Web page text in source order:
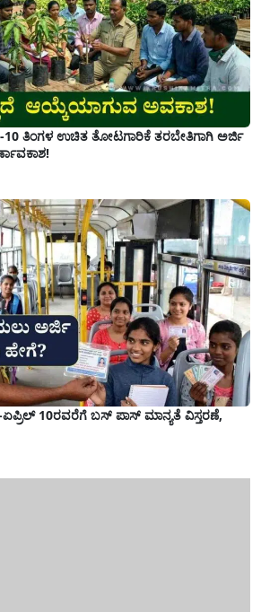
ತಿಂಗಳ ಉಚಿತ ತೋಟಗಾರಿಕೆ ತರಬೇತಿಗಾಗಿ ಅರ್ಜಿ
10ರವರೆಗೆ ಬಸ್ ಪಾಸ್ ಮಾನ್ಯತೆ ವಿಸ್ತರಣೆ,